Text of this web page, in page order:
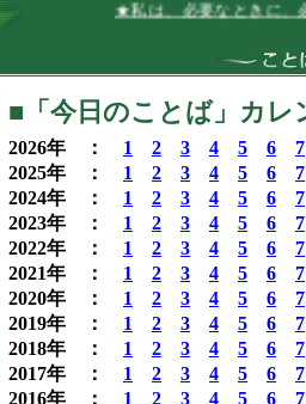
★私は、必要なときに、必要
■「今日のことば」カ
2026年 ： 1 2 3 4 5 6
7
2025年 ： 1 2 3 4 5 6
7
2024年 ： 1 2 3 4 5 6
7
2023年 ： 1 2 3 4 5 6
7
2022年 ： 1 2 3 4 5 6
7
2021年 ： 1 2 3 4 5 6
7
2020年 ： 1 2 3 4 5 6
7
2019年 ： 1 2 3 4 5 6
7
2018年 ： 1 2 3 4 5 6
7
2017年 ： 1 2 3 4 5 6
7
2016年 ： 1 2 3 4 5 6
7